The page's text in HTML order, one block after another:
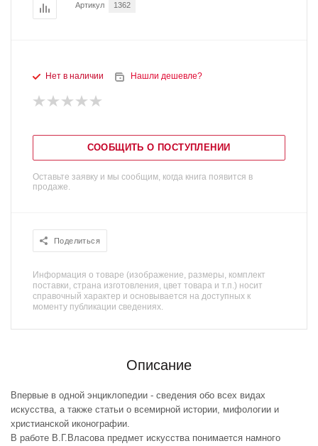
Артикул 1362
Нет в наличии Нашли дешевле?
СООБЩИТЬ О ПОСТУПЛЕНИИ
Оставьте заявку и мы сообщим, когда книга появится в
продаже.
Поделиться
Информация о товаре (изображение, размеры, комплект
поставки, страна изготовления, цвет товара и т.п.) носит
справочный характер и основывается на доступных к
моменту публикации сведениях.
Описание
Впервые в одной энциклопедии - сведения обо всех видах
искусства, а также статьи о всемирной истории, мифологии и
христианской иконографии.
В работе В.Г.Власова предмет искусства понимается намного